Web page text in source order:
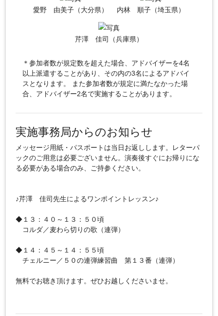
愛野 由美子（大分県） 内林 順子（埼玉県）
芹澤 佳司（兵庫県）
＊参加者数が規定数を超えた場合、アドバイザーを4名
以上派遣することがあり、その内の3名によるアドバイ
スとなります。 また参加者数が規定に満たなかった場
合、アドバイザー2名で実施することがあります。
実施事務局からのお知らせ
メッセージ用紙・パスポートは当日お返しします。レターパ
ックのご用意は必要ございません。演奏後すぐにお帰りにな
る必要がある場合のみ、ご持参ください。
♪芹澤 佳司先生によるワンポイントレッスン♪
◆１３：４０～１３：５０頃
コルダ／麦わら切りの歌（連弾）
◆１４：４５～１４：５５頃
チェルニー／５０の連弾練習曲 第１３番（連弾）
無料でお聴き頂けます。ぜひお越しくださいませ。